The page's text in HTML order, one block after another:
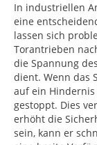
In industriellen
eine
lassen sich
Torantrieben
die Spannung
dient. Wenn das
auf ein
gestoppt. Dies
erhöht die
sein, kann er